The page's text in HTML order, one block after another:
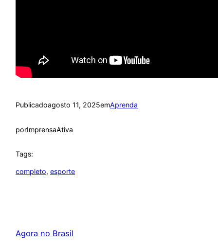
Publicadoagosto 11, 2025emAprenda
porImprensaAtiva
Tags:
completo, esporte
Agora no Brasil